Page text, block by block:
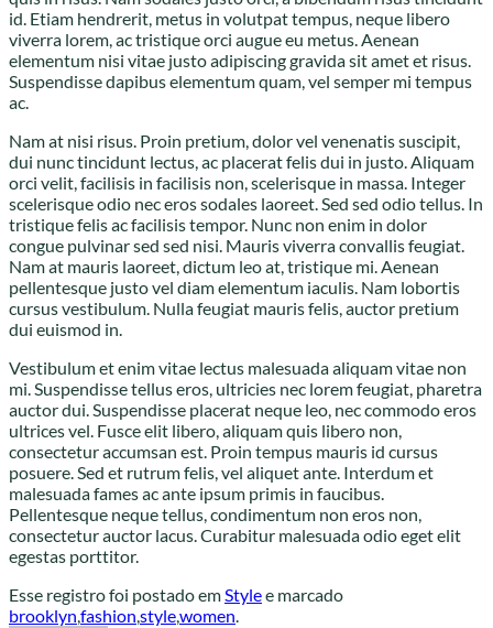
id. Etiam hendrerit, metus in volutpat tempus, neque libero
viverra lorem, ac tristique orci augue eu metus. Aenean
elementum nisi vitae justo adipiscing gravida sit amet et risus.
Suspendisse dapibus elementum quam, vel semper mi tempus
ac.
Nam at nisi risus. Proin pretium, dolor vel venenatis suscipit,
dui nunc tincidunt lectus, ac placerat felis dui in justo. Aliquam
orci velit, facilisis in facilisis non, scelerisque in massa. Integer
scelerisque odio nec eros sodales laoreet. Sed sed odio tellus. In
tristique felis ac facilisis tempor. Nunc non enim in dolor
congue pulvinar sed sed nisi. Mauris viverra convallis feugiat.
Nam at mauris laoreet, dictum leo at, tristique mi. Aenean
pellentesque justo vel diam elementum iaculis. Nam lobortis
cursus vestibulum. Nulla feugiat mauris felis, auctor pretium
dui euismod in.
Vestibulum et enim vitae lectus malesuada aliquam vitae non
mi. Suspendisse tellus eros, ultricies nec lorem feugiat, pharetra
auctor dui. Suspendisse placerat neque leo, nec commodo eros
ultrices vel. Fusce elit libero, aliquam quis libero non,
consectetur accumsan est. Proin tempus mauris id cursus
posuere. Sed et rutrum felis, vel aliquet ante. Interdum et
malesuada fames ac ante ipsum primis in faucibus.
Pellentesque neque tellus, condimentum non eros non,
consectetur auctor lacus. Curabitur malesuada odio eget elit
egestas porttitor.
Esse registro foi postado emStylee marcado
brooklyn,fashion,style,women.